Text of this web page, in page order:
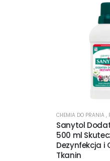
CHEMIA DO PRANIA ,
Sanytol
500 ml
Dezynfekcja i
Tkanin